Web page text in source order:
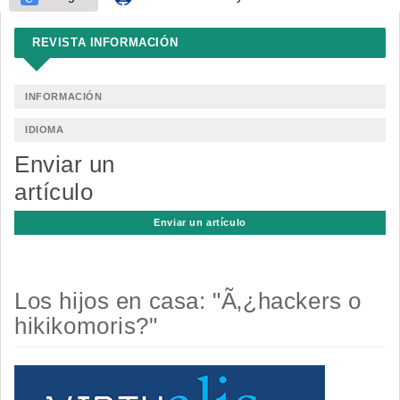
REVISTA INFORMACIÓN
INFORMACIÓN
IDIOMA
Enviar un
artículo
Enviar un artículo
Los hijos en casa: "Ã‚¿hackers o
hikikomoris?"